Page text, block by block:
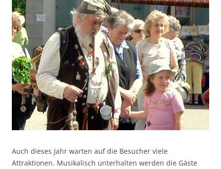
Auch dieses Jahr warten auf die Besucher viele
Attraktionen. Musikalisch unterhalten werden die Gäste